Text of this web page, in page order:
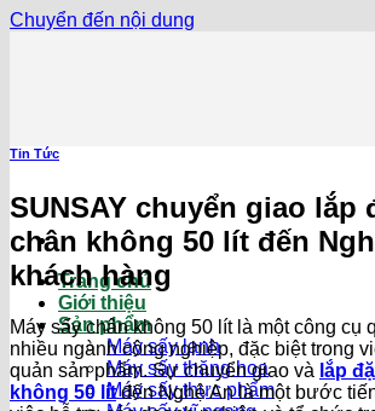
Chuyển đến nội dung
Trang chủ
Giới thiệu
Sản phẩm
Máy sấy lạnh
Máy sấy thăng hoa
Máy sấy thực phẩm
Tin Tức
SUNSAY chuyển giao lắp
chân không 50 lít đến
khách hàng
Máy sấy chân không 50 lít là một công cụ
nhiều ngành công nghiệp, đặc biệt trong
quản sản phẩm. Sự chuyển giao và lắp
không 50 lítđến Nghệ An là một bước